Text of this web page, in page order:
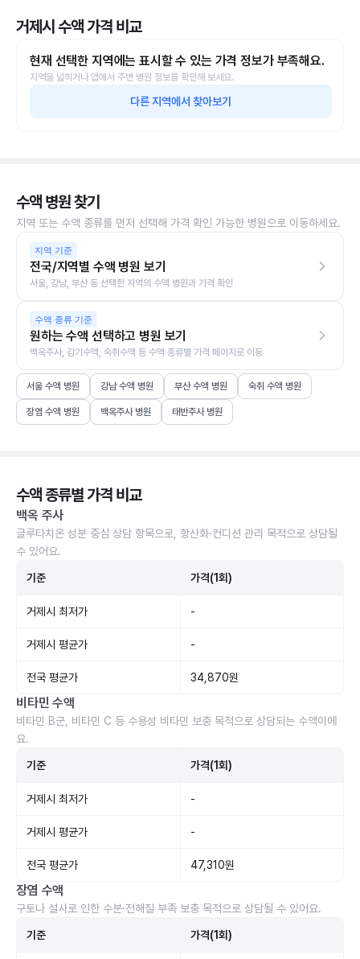
거제시 수액 가격 비교
현재 선택한 지역에는 표시할 수 있는 가격 정보가 부족해요.
지역을 넓히거나 앱에서 주변 병원 정보를 확인해 보세요.
다른 지역에서 찾아보기
수액 병원 찾기
지역 또는 수액 종류를 먼저 선택해 가격 확인 가능한 병원으로 이동하세요.
지역 기준
전국/지역별 수액 병원 보기
서울, 강남, 부산 등 선택한 지역의 수액 병원과 가격 확인
수액 종류 기준
원하는 수액 선택하고 병원 보기
백옥주사, 감기수액, 숙취수액 등 수액 종류별 가격 페이지로 이동
서울 수액 병원 강남 수액 병원 부산 수액 병원 숙취 수액 병원
장염 수액 병원 백옥주사 병원 태반주사 병원
수액 종류별 가격 비교
백옥 주사
글루타치온 성분 중심 상담 항목으로, 항산화·컨디션 관리 목적으로 상담될
수 있어요.
기준 가격(1회)
거제시 최저가 -
거제시 평균가 -
전국 평균가 34,870원
비타민 수액
비타민 B군, 비타민 C 등 수용성 비타민 보충 목적으로 상담되는 수액이에
요.
기준 가격(1회)
거제시 최저가 -
거제시 평균가 -
전국 평균가 47,310원
장염 수액
구토나 설사로 인한 수분·전해질 부족 보충 목적으로 상담될 수 있어요.
기준 가격(1회)